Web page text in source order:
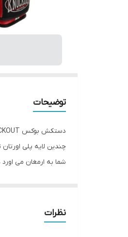
توضیحات
چندین لایه پلی
شما به ارمغان می
تولید شده از بهترین
نظرات